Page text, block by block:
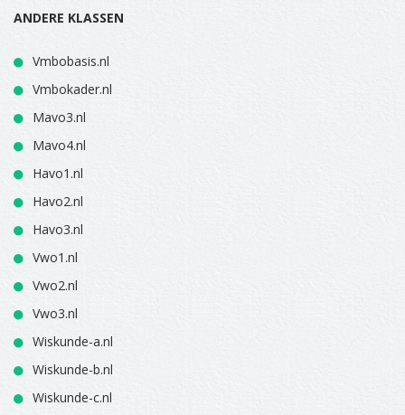
ANDERE KLASSEN
Vmbobasis.nl
Vmbokader.nl
Mavo3.nl
Mavo4.nl
Havo1.nl
Havo2.nl
Havo3.nl
Vwo1.nl
Vwo2.nl
Vwo3.nl
Wiskunde-a.nl
Wiskunde-b.nl
Wiskunde-c.nl